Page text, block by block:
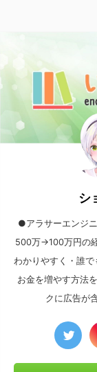
シ
●アラサーエンジ
500万→100万円の
わかりやすく・誰で
お金を増やす方法
クに広告が